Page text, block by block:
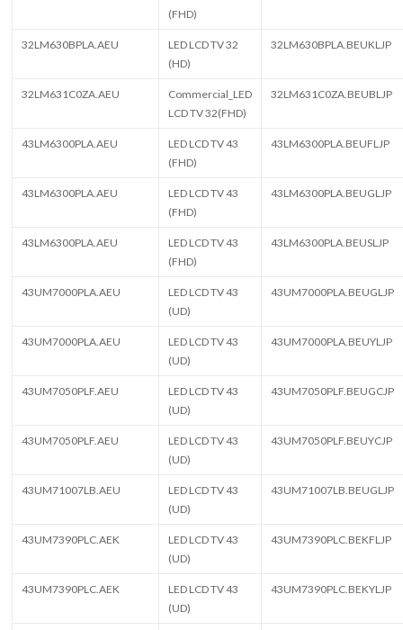
(FHD)
32LM630BPLA.AEU
LED LCD TV 32
(HD)
32LM630BPLA.BEUKLJP
32LM631C0ZA.AEU
Commercial_LED
LCD TV 32(FHD)
32LM631C0ZA.BEUBLJP
43LM6300PLA.AEU
LED LCD TV 43
(FHD)
43LM6300PLA.BEUFLJP
43LM6300PLA.AEU
LED LCD TV 43
(FHD)
43LM6300PLA.BEUGLJP
43LM6300PLA.AEU
LED LCD TV 43
(FHD)
43LM6300PLA.BEUSLJP
43UM7000PLA.AEU
LED LCD TV 43
(UD)
43UM7000PLA.BEUGLJP
43UM7000PLA.AEU
LED LCD TV 43
(UD)
43UM7000PLA.BEUYLJP
43UM7050PLF.AEU
LED LCD TV 43
(UD)
43UM7050PLF.BEUGCJP
43UM7050PLF.AEU
LED LCD TV 43
(UD)
43UM7050PLF.BEUYCJP
43UM71007LB.AEU
LED LCD TV 43
(UD)
43UM71007LB.BEUGLJP
43UM7390PLC.AEK
LED LCD TV 43
(UD)
43UM7390PLC.BEKFLJP
43UM7390PLC.AEK
LED LCD TV 43
(UD)
43UM7390PLC.BEKYLJP